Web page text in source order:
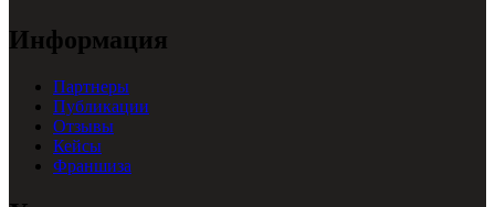
Информация
Партнеры
Публикации
Отзывы
Кейсы
Франшиза